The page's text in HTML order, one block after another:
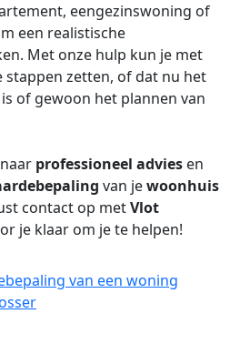
eengezinswoning of
een realistische
Met onze hulp kun je met
zetten, of dat nu het
of gewoon het plannen van
professioneel advies en
van jewoonhuis
contact op metVlot
je klaar om je te helpen!
van een woning